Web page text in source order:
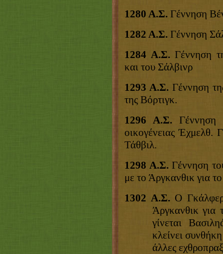
1280 Α.Σ. Γέννηση
1282 Α.Σ. Γέννηση
1284 Α.Σ.Γέννηση
και του Σάλβινρ
1293 Α.Σ. Γέννηση
της Βόρτιγκ.
1296 Α.Σ. Γέννηση
οικογένειας Έχμελθ.
Τάθβιλ.
1298 Α.Σ.Γέννηση
με το Άργκανθικ για
1302 Α.Σ.Ο
Άργκανθικ για
γίνεται
κλείνει
άλλες